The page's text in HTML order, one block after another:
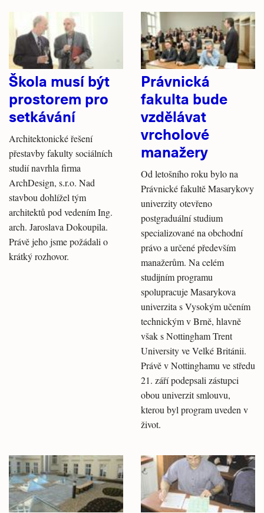
Škola musí být
prostorem pro
setkávání
Architektonické řešení
přestavby fakulty sociálních
studií navrhla firma
ArchDesign, s.r.o. Nad
stavbou dohlížel tým
architektů pod vedením Ing.
arch. Jaroslava Dokoupila.
Právě jeho jsme požádali o
krátký rozhovor.
Právnická
fakulta bude
vzdělávat
vrcholové
manažery
Od letošního roku bylo na
Právnické fakultě Masarykovy
univerzity otevřeno
postgraduální studium
specializované na obchodní
právo a určené především
manažerům. Na celém
studijním programu
spolupracuje Masarykova
univerzita s Vysokým učením
technickým v Brně, hlavně
však s Nottingham Trent
University ve Velké Británii.
Právě v Nottinghamu ve středu
21. září podepsali zástupci
obou univerzit smlouvu,
kterou byl program uveden v
život.